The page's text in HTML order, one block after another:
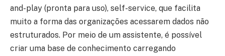
and-play (pronta para uso), self-service, que facilita
muito a forma das organizações acessarem dados não
estruturados. Por meio de um assistente, é possível
criar uma base de conhecimento carregando